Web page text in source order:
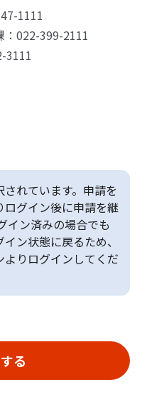
1111
：022-399-2111
3111
れています。申請を
グイン後に申請を継
イン済みの場合でも
ン状態に戻るため、
りログインしてくだ